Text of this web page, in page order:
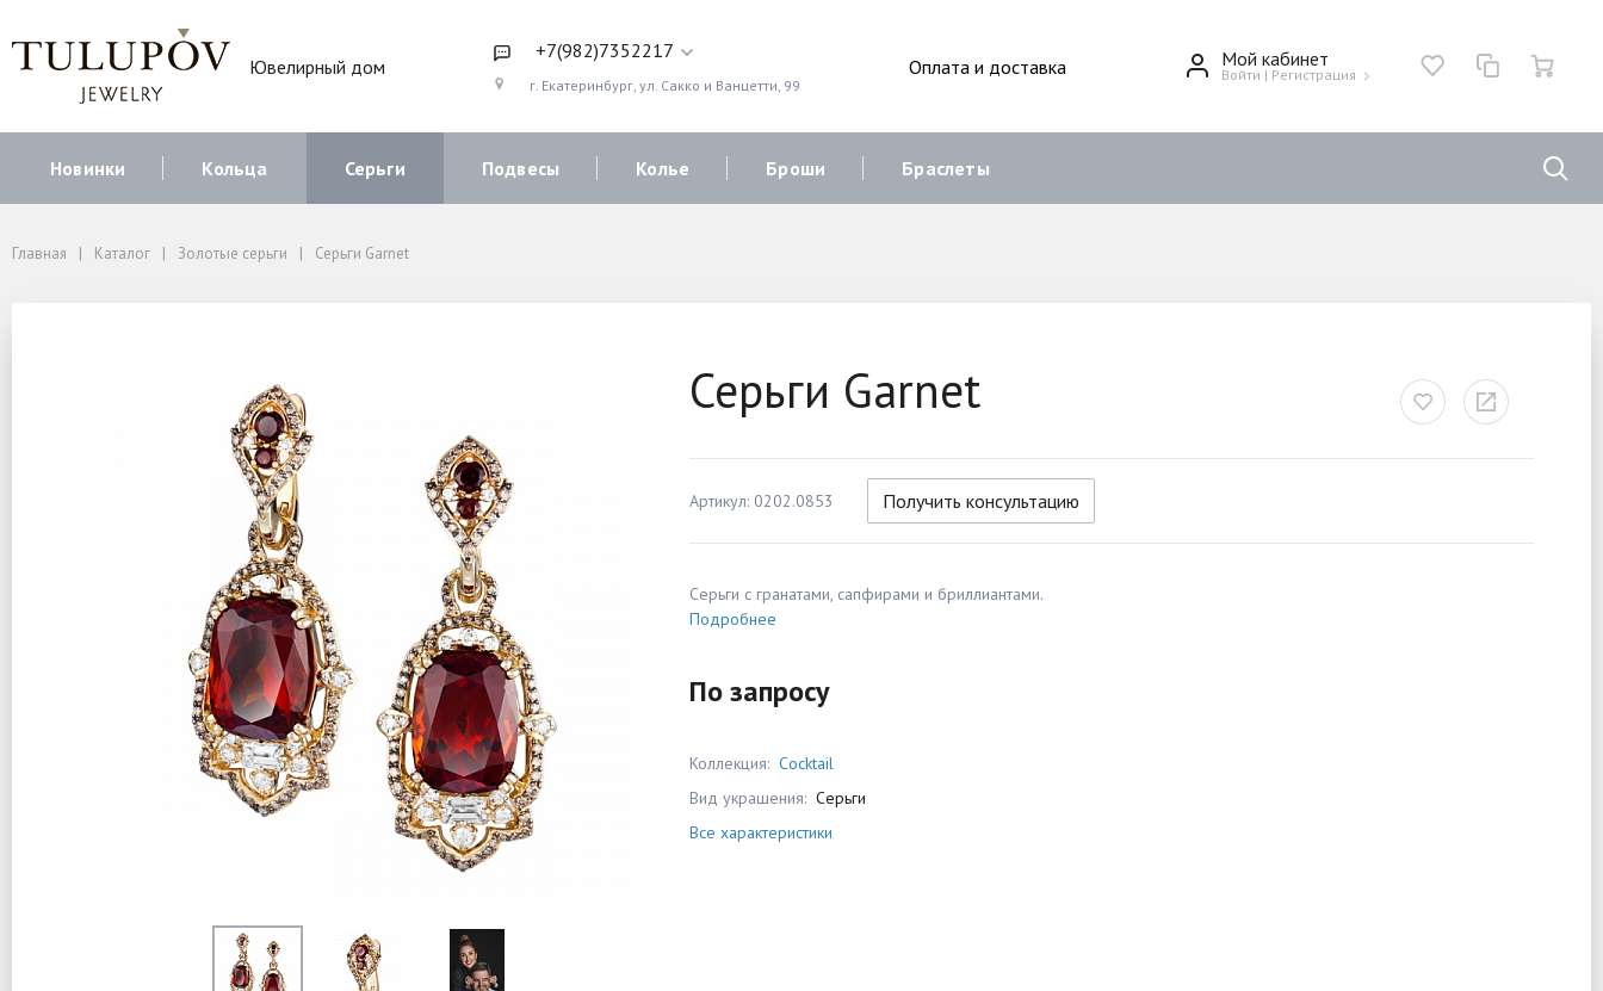
Ювелирный дом
+7(982)7352217
г. Екатеринбург, ул. Сакко и Ванцетти, 99
Оплата и доставка Мой кабинет
Войти | Регистрация
Новинки Кольца Серьги Подвесы Колье Броши Браслеты
Главная Каталог Золотые серьги Серьги Garnet
Серьги Garnet
Артикул: 0202.0853 Получить консультацию
Серьги с гранатами, сапфирами и бриллиантами.
Подробнее
По запросу
Коллекция: Cocktail
Вид украшения: Серьги
Все характеристики